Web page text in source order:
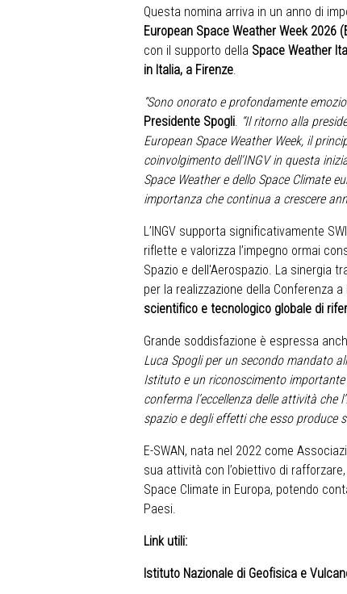
Questa nomina arriva in un anno di
European Space Weather Week 2026
con il supporto della Space Weather
in Italia, a Firenze.
“Sono onorato e profondamente
Presidente Spogli. “Il ritorno alla
European Space Weather Week, il
coinvolgimento dell'INGV in questa
Space Weather e dello Space Climate
importanza che continua a crescere
L’INGV supporta significativamente
riflette e valorizza l’impegno ormai
Spazio e dell'Aerospazio. La sinergia
per la realizzazione della Conferenza a
scientifico e tecnologico globale di
Grande soddisfazione è espressa
Luca Spogli per un secondo mandato
Istituto e un riconoscimento
conferma l’eccellenza delle attività che
spazio e degli effetti che esso produce
E-SWAN, nata nel 2022 come
sua attività con l’obiettivo di
Space Climate in Europa, potendo
Paesi.
Link utili:
Istituto Nazionale di Geofisica e